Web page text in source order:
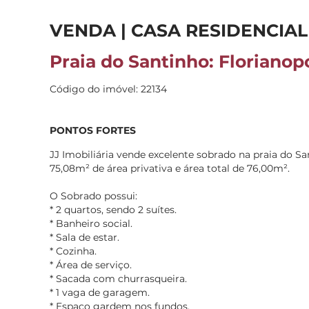
VENDA | CASA RESIDENCIAL
Praia do Santinho:
Código do imóvel: 22134
PONTOS FORTES
JJ Imobiliária vende excelente sobrado na praia do
75,08m² de área privativa e área total de 76,00m².
O Sobrado possui:
* 2 quartos, sendo 2 suítes.
* Banheiro social.
* Sala de estar.
* Cozinha.
* Área de serviço.
* Sacada com churrasqueira.
* 1 vaga de garagem.
* Espaço gardem nos fundos.